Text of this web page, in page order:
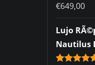
Rated5.00
out of 5
€649,00
Lujo
Nautilus